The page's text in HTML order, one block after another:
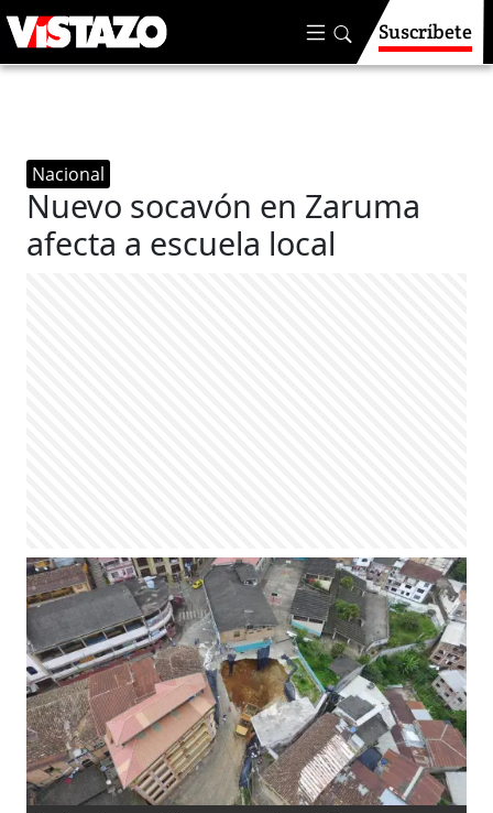
Suscríbete
Nacional
Nuevo socavón en Zaruma
afecta a escuela local